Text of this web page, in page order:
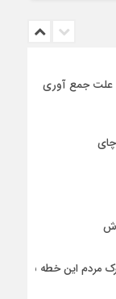
| علت جمع آوری
مردم این خطه با